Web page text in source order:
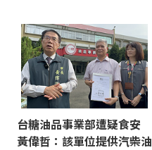
台糖油品事業部遭疑食安
黃偉哲：該單位提供汽柴油